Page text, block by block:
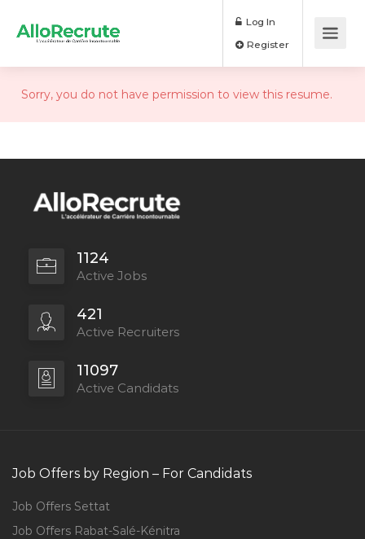
Log In
Sorry, you do not have permission to view this resume.
1124
Active Jobs
421
Active Recruiters
11097
Active Candidats
Job Offers by Region – For Candidats
Job Offers Settat
Job Offers Rabat-Salé-Kénitra